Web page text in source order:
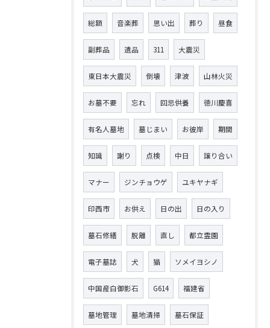
総額 音楽葬 思い出 葬り 昼食
副葬品 遺品 311 大震災
東日本大震災 倒壊 津波 山林火災
お墓不要 忘れ 回忌供養 徳川慶喜
有名人墓地 墓じまい お彼岸 期間
知識 謝り 点検 中日 譲り合い
マナー ジンチョウゲ ユキヤナギ
印西市 お供え 日の出 日の入り
墓石修繕 脱離 直し 都立霊園
電子墓誌 犬 猫 ソメイヨシノ
中国産白御影石 G614 福建省
墓地管理 墓地清掃 墓石保証